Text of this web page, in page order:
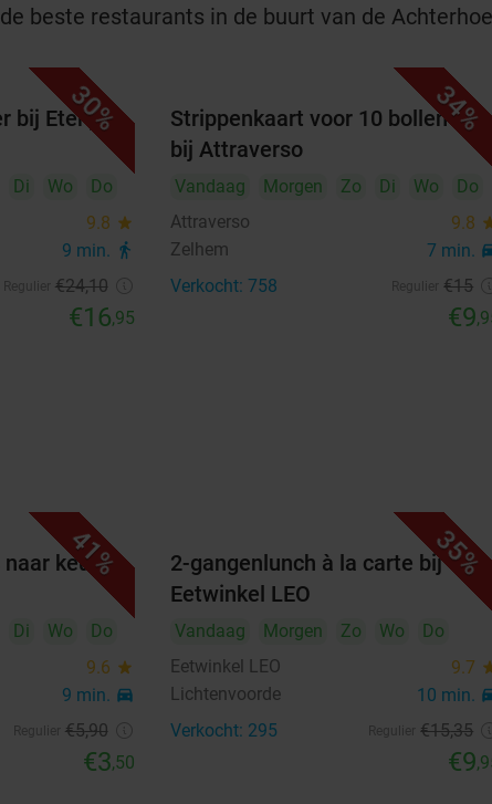
beste restaurants in de buurt van de
30%
bij Eterij de
Di Wo
Do
9.8 star
9 min. directions_walk
€24,10
€16,95
34%
Strippenkaart voor 10 bollen ijs
bij Attraverso
Vandaag Morgen Zo Di Wo
Do
Attraverso
9.8
Zelhem 7 min.
Verkocht: 758 €15
€9
41%
keuze
Di Wo
Do
9.6 star
9 min. directions_car
€5,90
€3,50
35%
2-gangenlunch à la carte bij
Eetwinkel LEO
Vandaag Morgen Zo Wo
Do
Eetwinkel LEO
9.7
Lichtenvoorde 10 min.
Verkocht: 295 €15,35
€9